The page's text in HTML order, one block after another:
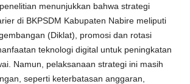
menunjukkan bahwa strategi
di BKPSDM Kabupaten Nabire meliputi
(Diklat), promosi dan rotasi
teknologi digital untuk peningkatan
Namun, pelaksanaan strategi ini masih
seperti keterbatasan anggaran,